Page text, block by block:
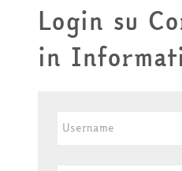
Login su
in